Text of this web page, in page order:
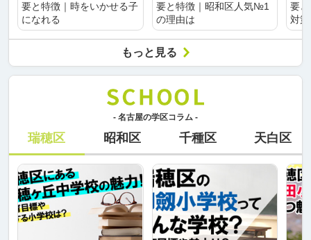
要と特徴｜時をいかせる子
になれる
要と特徴｜昭和区人気№1
の理由は
要
対
もっと見る
- 名古屋の学区コラム -
瑞穂区 昭和区 千種区 天白区